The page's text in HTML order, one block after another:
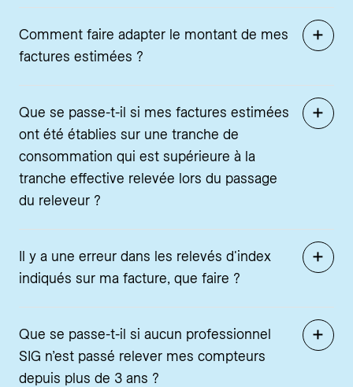
Comment faire adapter le montant de mes
factures estimées ?
Que se passe-t-il si mes factures estimées
ont été établies sur une tranche de
consommation qui est supérieure à la
tranche effective relevée lors du passage
du releveur ?
Il y a une erreur dans les relevés d'index
indiqués sur ma facture, que faire ?
Que se passe-t-il si aucun professionnel
SIG n’est passé relever mes compteurs
depuis plus de 3 ans ?